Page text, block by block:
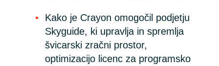
Philippines
Poland
Kako je Crayon omogočil podjetju
Skyguide, ki upravlja in spremlja
švicarski zračni prostor,
optimizacijo licenc za programsko